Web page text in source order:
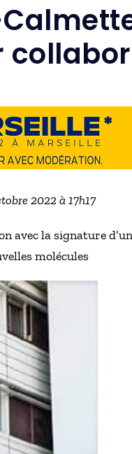
2022 à 17h17
avec la signature
molécules